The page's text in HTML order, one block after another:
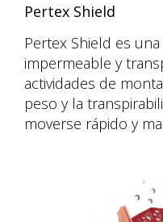
Pertex Shield
Pertex Shield es
impermeable y
actividades de
peso y la
moverse rápido y